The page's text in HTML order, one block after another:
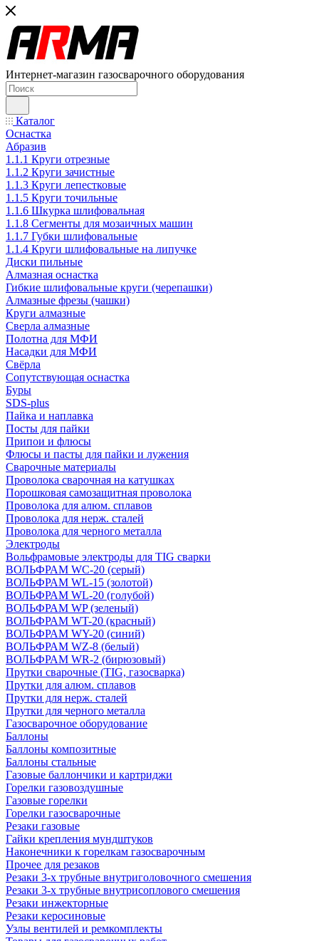
Интернет-магазин газосварочного оборудования
Каталог
Оснастка
Абразив
1.1.1 Круги отрезные
1.1.2 Круги зачистные
1.1.3 Круги лепестковые
1.1.5 Круги точильные
1.1.6 Шкурка шлифовальная
1.1.8 Сегменты для мозаичных машин
1.1.7 Губки шлифовальные
1.1.4 Круги шлифовальные на липучке
Диски пильные
Алмазная оснастка
Гибкие шлифовальные круги (черепашки)
Алмазные фрезы (чашки)
Круги алмазные
Сверла алмазные
Полотна для МФИ
Насадки для МФИ
Свёрла
Сопутствующая оснастка
Буры
SDS-plus
Пайка и наплавка
Посты для пайки
Припои и флюсы
Флюсы и пасты для пайки и лужения
Сварочные материалы
Проволока сварочная на катушках
Порошковая самозащитная проволока
Проволока для алюм. сплавов
Проволока для нерж. сталей
Проволока для черного металла
Электроды
Вольфрамовые электроды для TIG сварки
ВОЛЬФРАМ WC-20 (серый)
ВОЛЬФРАМ WL-15 (золотой)
ВОЛЬФРАМ WL-20 (голубой)
ВОЛЬФРАМ WP (зеленый)
ВОЛЬФРАМ WT-20 (красный)
ВОЛЬФРАМ WY-20 (синий)
ВОЛЬФРАМ WZ-8 (белый)
ВОЛЬФРАМ WR-2 (бирюзовый)
Прутки сварочные (TIG, газосварка)
Прутки для алюм. сплавов
Прутки для нерж. сталей
Прутки для черного металла
Газосварочное оборудование
Баллоны
Баллоны композитные
Баллоны стальные
Газовые баллончики и картриджи
Горелки газовоздушные
Газовые горелки
Горелки газосварочные
Резаки газовые
Гайки крепления мундштуков
Наконечники к горелкам газосварочным
Прочее для резаков
Резаки 3-х трубные внутриголовочного смешения
Резаки 3-х трубные внутрисоплового смешения
Резаки инжекторные
Резаки керосиновые
Узлы вентилей и ремкомплекты